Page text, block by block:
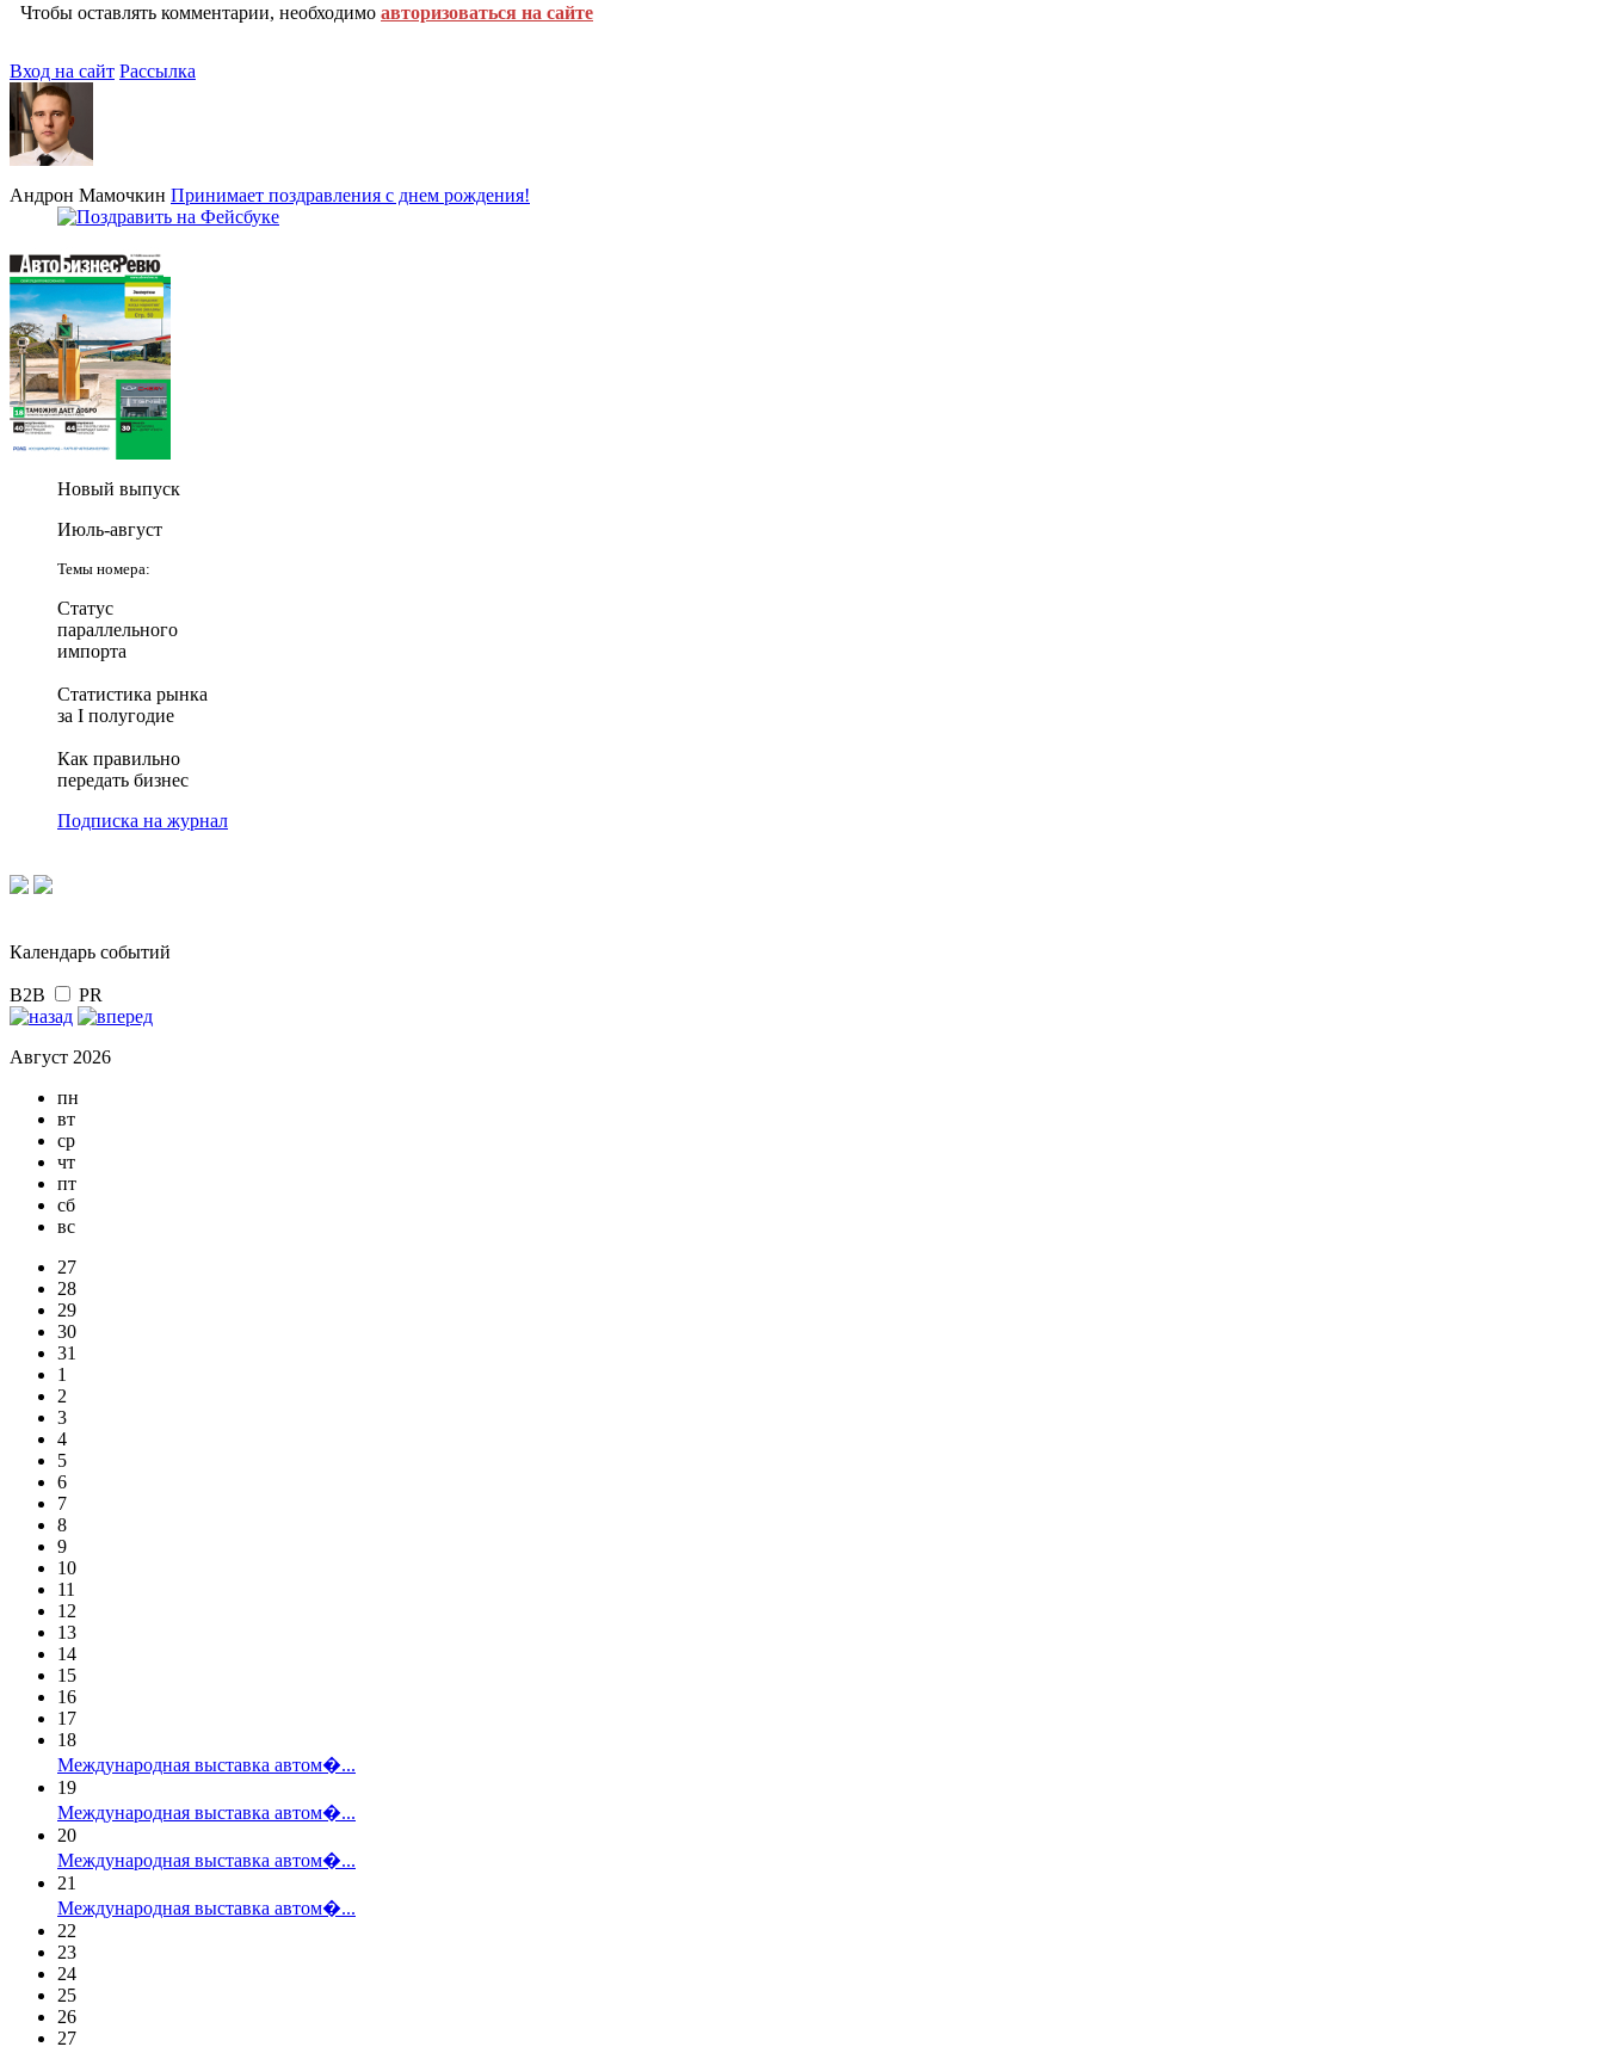
Чтобы оставлять комментарии, необходимо авторизоваться на сайте
Вход на сайт Рассылка
Андрон Мамочкин Принимает поздравления с днем рождения!
Новый выпуск
Июль-август
Темы номера:
Статус
параллельного
импорта
Статистика рынка
за I полугодие
Как правильно
передать бизнес
Подписка на журнал
Календарь событий
B2B PR
Август 2026
пн
вт
ср
чт
пт
сб
вс
27
28
29
30
31
1
2
3
4
5
6
7
8
9
10
11
12
13
14
15
16
17
18
Международная выставка автом�...
19
Международная выставка автом�...
20
Международная выставка автом�...
21
Международная выставка автом�...
22
23
24
25
26
27